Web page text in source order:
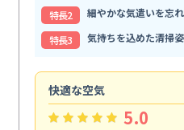
特⻑2
細やかな気遣いを忘
特⻑3
気持ちを込めた清掃
快適な空気
5.0